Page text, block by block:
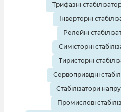
Трифазні
Інверторні
Релейні
Симісторні
Тиристорні
Сервопривідні
Стабілізатори
Промислові